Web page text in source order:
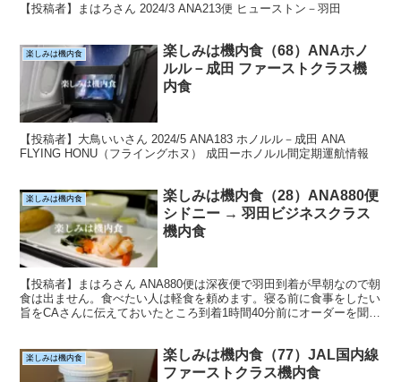
【投稿者】まはろさん 2024/3 ANA213便 ヒューストン－羽田
楽しみは機内食
楽しみは機内食（68）ANAホノ
ルル－成田 ファーストクラス機
内食
【投稿者】大鳥いいさん 2024/5 ANA183 ホノルル－成田 ANA
FLYING HONU（フライングホヌ） 成田ーホノルル間定期運航情報
楽しみは機内食
楽しみは機内食（28）ANA880便
シドニー → 羽田ビジネスクラス
機内食
【投稿者】まはろさん ANA880便は深夜便で羽田到着が早朝なので朝
食は出ません。食べたい人は軽食を頼めます。寝る前に食事をしたい
旨をCAさんに伝えておいたところ到着1時間40分前にオーダーを聞き
楽しみは機内食
楽しみは機内食（77）JAL国内線
ファーストクラス機内食